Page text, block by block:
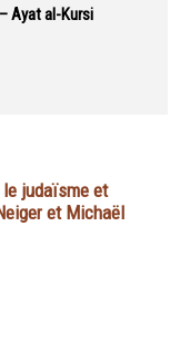
Ayat al-Kursi
le judaïsme et
et Michaël